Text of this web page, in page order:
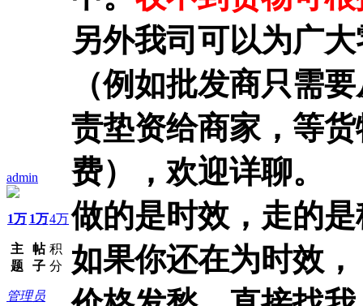
admin
1万
主
题
1万
帖
子
4万
积
分
管理员
另外我司可以为广
（例如批发商只需
责垫资给商家，等
费），欢迎详聊。
做的是时效，走的
如果你还在为时效，